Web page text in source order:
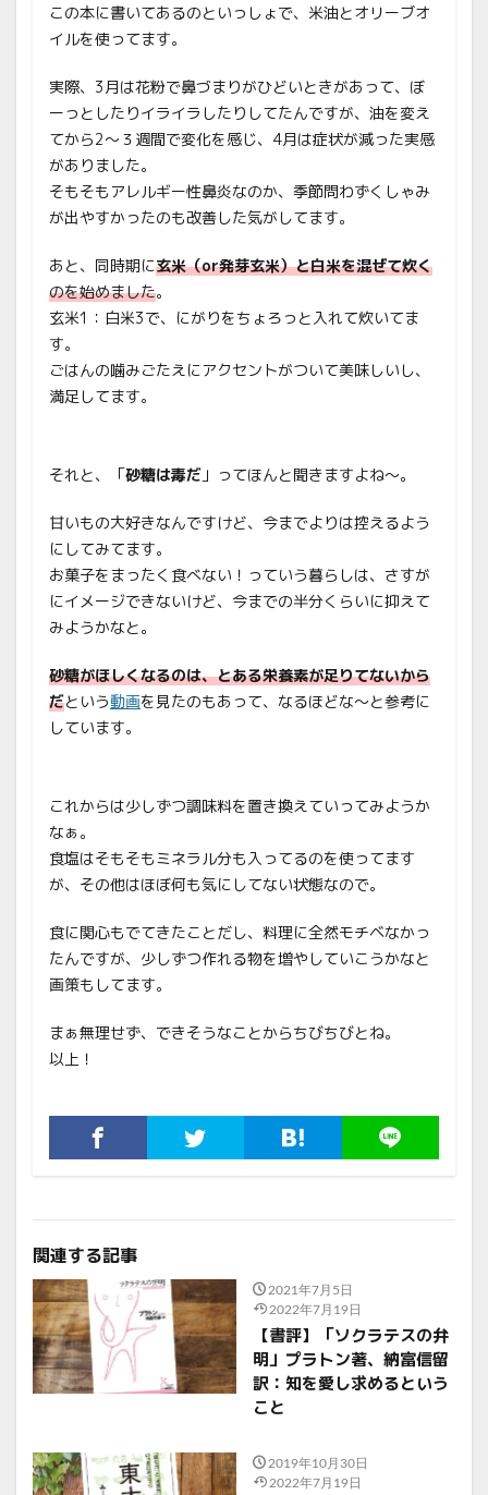
この本に書いてあるのといっしょで、米油とオリーブオ
イルを使ってます。
実際、3月は花粉で鼻づまりがひどいときがあって、ぼ
ーっとしたりイライラしたりしてたんですが、油を変え
てから2〜３週間で変化を感じ、4月は症状が減った実感
がありました。
そもそもアレルギー性鼻炎なのか、季節問わずくしゃみ
が出やすかったのも改善した気がしてます。
あと、同時期に玄米（or発芽玄米）と白米を混ぜて炊く
のを始めました。
玄米1：白米3で、にがりをちょろっと入れて炊いてま
す。
ごはんの噛みごたえにアクセントがついて美味しいし、
満足してます。
それと、「砂糖は毒だ 」ってほんと聞きますよね〜。
甘いもの大好きなんですけど、今までよりは控えるよう
にしてみてます。
お菓子をまったく食べない！っていう暮らしは、さすが
にイメージできないけど、今までの半分くらいに抑えて
みようかなと。
砂糖がほしくなるのは、とある栄養素が足りてないから
だという動画を見たのもあって、なるほどな〜と参考に
しています。
これからは少しずつ調味料を置き換えていってみようか
なぁ。
食塩はそもそもミネラル分も入ってるのを使ってます
が、その他はほぼ何も気にしてない状態なので。
食に関心もでてきたことだし、料理に全然モチベなかっ
たんですが、少しずつ作れる物を増やしていこうかなと
画策もしてます。
まぁ無理せず、できそうなことからちびちびとね。
以上！
関連する記事
2021年7月5日
2022年7月19日
【書評】「ソクラテスの弁
明」プラトン著、納富信留
訳：知を愛し求めるという
こと
2019年10月30日
2022年7月19日